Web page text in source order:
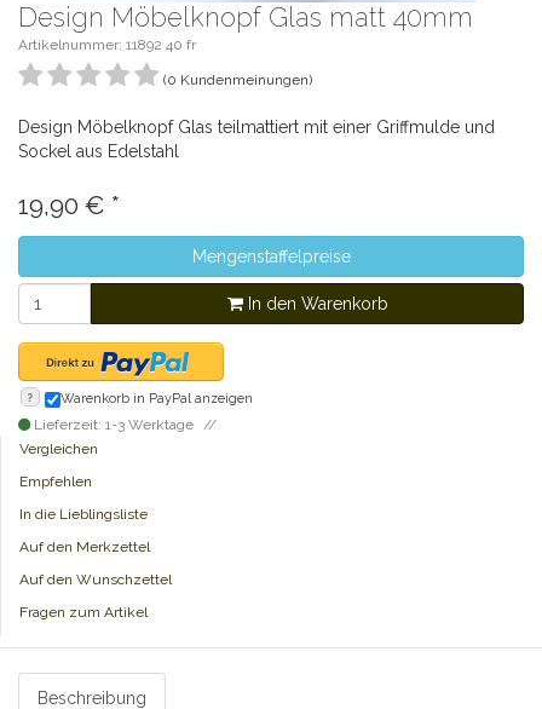
Design Möbelknopf Glas matt 40mm
Artikelnummer: 11892 40 fr
(0 Kundenmeinungen)
Design Möbelknopf Glas teilmattiert mit einer Griffmulde und
Sockel aus Edelstahl
19,90 € *
Mengenstaffelpreise
In den Warenkorb
? Warenkorb in PayPal anzeigen
Lieferzeit: 1-3 Werktage
Vergleichen
Empfehlen
In die Lieblingsliste
Auf den Merkzettel
Auf den Wunschzettel
Fragen zum Artikel
Beschreibung